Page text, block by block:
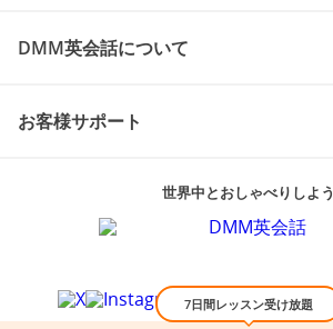
7日間レッスン受け放題
DMM英会話について
お客様サポート
世界中とおしゃべりしよう